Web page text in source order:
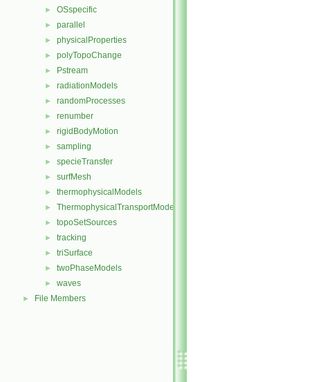
► OSspecific
► parallel
► physicalProperties
► polyTopoChange
► Pstream
► radiationModels
► randomProcesses
► renumber
► rigidBodyMotion
► sampling
► specieTransfer
► surfMesh
► thermophysicalModels
► ThermophysicalTransportModels
► topoSetSources
► tracking
► triSurface
► twoPhaseModels
► waves
► File Members